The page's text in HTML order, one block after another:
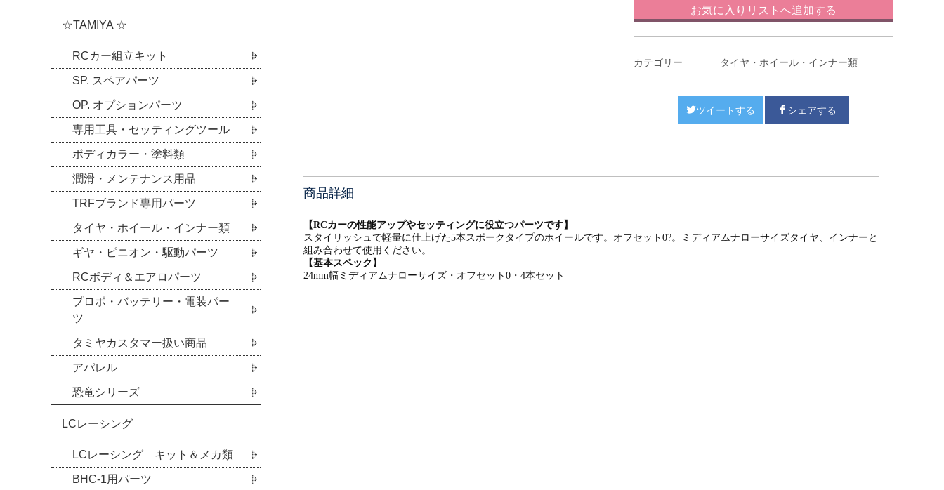
お気に入りリストへ追加する
カテゴリー タイヤ・ホイール・インナー類
ツイートする シェアする
商品詳細
【RCカーの性能アップやセッティングに役立つパーツです】
スタイリッシュで軽量に仕上げた5本スポークタイプのホイールです。オフセット0?。ミディアムナローサイズタイヤ、インナーと
組み合わせて使用ください。
【基本スペック】
24mm幅ミディアムナローサイズ・オフセット0・4本セット
☆TAMIYA ☆
RCカー組立キット
SP. スペアパーツ
OP. オプションパーツ
専用工具・セッティングツール
ボディカラー・塗料類
潤滑・メンテナンス用品
TRFブランド専用パーツ
タイヤ・ホイール・インナー類
ギヤ・ピニオン・駆動パーツ
RCボディ＆エアロパーツ
プロポ・バッテリー・電装パー
ツ
タミヤカスタマー扱い商品
アパレル
恐竜シリーズ
LCレーシング
LCレーシング キット＆メカ類
BHC-1用パーツ